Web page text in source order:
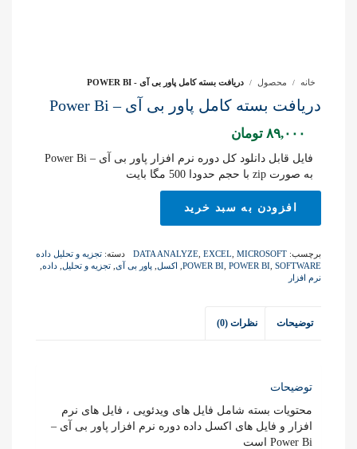
خانه محصول دریافت بسته کامل پاور بی آی - POWER BI
دریافت بسته کامل پاور بی آی – Power Bi
۸۹,۰۰۰ تومان
فایل قابل دانلود کل دوره نرم افزار پاور بی آی – Power Bi
به صورت zip با حجم حدودا 500 مگا بایت
افزودن به سبد خرید
دسته: تجزیه و تحلیل داده برچسب: DATA ANALYZE EXCEL MICROSOFT
POWER BI POWER BI SOFTWARE اکسل پاور بی آی تجزیه و تحلیل داده
نرم افزار
توضیحات نظرات (0)
توضیحات
محتویات بسته شامل فایل های ویدئویی ، فایل های نرم
افزار و فایل های اکسل داده دوره نرم افزار پاور بی آی –
Power Bi است